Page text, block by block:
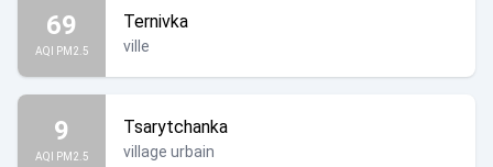
69
AQI PM2.5
Ternivka
ville
9
AQI PM2.5
Tsarytchanka
village urbain